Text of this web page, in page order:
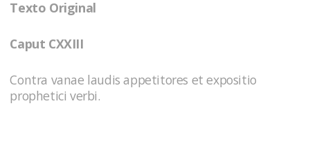
Texto Original
Caput CXXIII
Contra vanae laudis appetitores et expositio
prophetici verbi.